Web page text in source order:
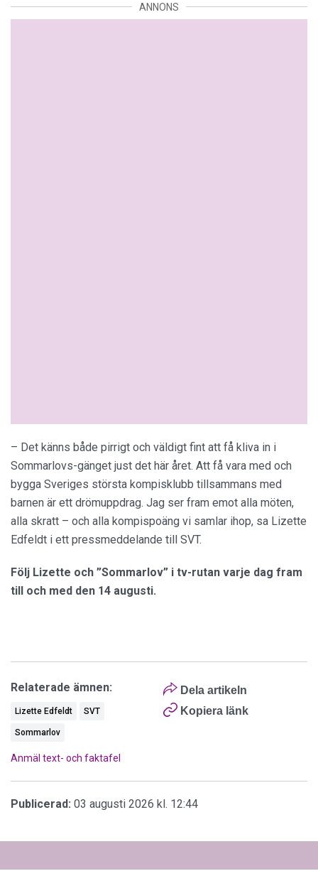
ANNONS
– Det känns både pirrigt och väldigt fint att få kliva in i
Sommarlovs-gänget just det här året. Att få vara med och
bygga Sveriges största kompisklubb tillsammans med
barnen är ett drömuppdrag. Jag ser fram emot alla möten,
alla skratt – och alla kompispoäng vi samlar ihop, sa Lizette
Edfeldt i ett pressmeddelande till SVT.
Följ Lizette och ”Sommarlov” i tv-rutan varje dag fram
till och med den 14 augusti.
Dela artikeln
Kopiera länk
Relaterade ämnen:
Lizette Edfeldt SVT
Sommarlov
Anmäl text- och faktafel
Publicerad: 03 augusti 2026 kl. 12:44